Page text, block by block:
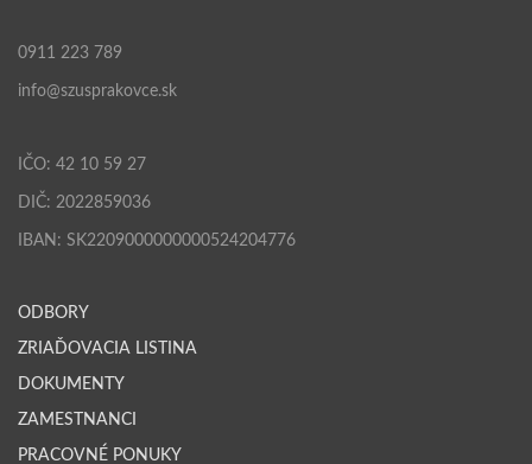
0911 223 789
info@szusprakovce.sk
IČO: 42 10 59 27
DIČ: 2022859036
IBAN: SK2209000000000524204776
ODBORY
ZRIAĎOVACIA LISTINA
DOKUMENTY
ZAMESTNANCI
PRACOVNÉ PONUKY